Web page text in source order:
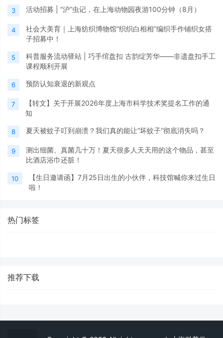
3 活动招募 | “沪”虫记，在上海动物园夜游100分钟（8月）
4
社会大美育｜上海纺织博物馆“织织白相相”编织手作铺织女搭
子招募中！
5
科普服务流动驿站 | 巧手绾盘扣 古韵绽芳华——非遗盘扣手工
课程顺利开展
6 预防认知衰退的新观点
7
【转文】关于开展2026年度上海市科学技术奖提名工作的通
知
8 夏天被蚊子叮到崩溃？我们真的能让“坏蚊子”彻底消失吗？
9
测出细菌、真菌几十万！夏天很多人天天用的这个物品，甚至
比酒店浴巾还脏！
10
【生日邀请函】7月25日出生的小伙伴，科技馆喊你来过生日
啦！
热门标签
推荐下载